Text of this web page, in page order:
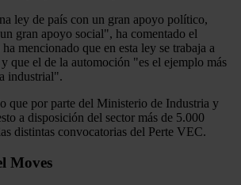
ley de país con un gran apoyo político,
gran apoyo social", ha comentado el
mencionado que en esta ley se trabaja a
que el de la automoción "es el ejemplo más
industrial".
que por parte del Ministerio de Industria y
a disposición del sector más de 5.000
distintas convocatorias del Perte VEC.
Moves